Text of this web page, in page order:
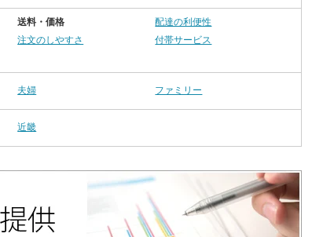
送料・価格
配達の利便性
注文のしやすさ
付帯サービス
夫婦 ファミリー
近畿